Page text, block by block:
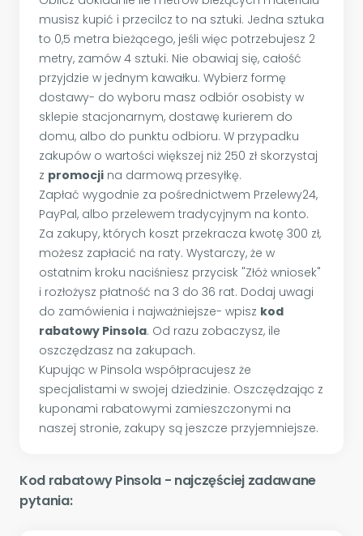
musisz kupić i przecilcz to na sztuki. Jedna sztuka
to 0,5 metra bieżącego, jeśli więc potrzebujesz 2
metry, zamów 4 sztuki. Nie obawiaj się, całość
przyjdzie w jednym kawałku. Wybierz formę
dostawy- do wyboru masz odbiór osobisty w
sklepie stacjonarnym, dostawę kurierem do
domu, albo do punktu odbioru. W przypadku
zakupów o wartości większej niż 250 zł skorzystaj
z promocji na darmową przesyłkę.
Zapłać wygodnie za pośrednictwem Przelewy24,
PayPal, albo przelewem tradycyjnym na konto.
Za zakupy, których koszt przekracza kwotę 300 zł,
możesz zapłacić na raty. Wystarczy, że w
ostatnim kroku naciśniesz przycisk "Złóż wniosek"
i rozłożysz płatność na 3 do 36 rat. Dodaj uwagi
do zamówienia i najważniejsze- wpisz kod
rabatowy Pinsola. Od razu zobaczysz, ile
oszczędzasz na zakupach.
Kupując w Pinsola współpracujesz że
specjalistami w swojej dziedzinie. Oszczędzając z
kuponami rabatowymi zamieszczonymi na
naszej stronie, zakupy są jeszcze przyjemniejsze.
Kod rabatowy Pinsola - najczęściej zadawane
pytania: